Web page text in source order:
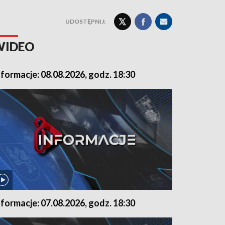
UDOSTĘPNIJ:
08.08.2026, godz. 18:30
07.08.2026, godz. 18:30